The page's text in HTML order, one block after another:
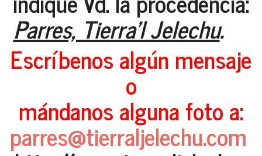
Parres, Tierra'l Jelechu.
Escríbenos algún mensaje
o
mándanos alguna foto a:
parres@tierraljelechu.com